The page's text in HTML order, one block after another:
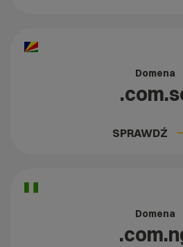
Domena
SPRAWDŹ
Domena